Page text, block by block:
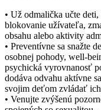
• Už odmalička učte
blokovanie užívateľa,
obsahu alebo aktivity
• Preventívne sa snažte
osobnej pohody, well-
psychická vyrovnanosť
dodáva odvahu aktívne
svojim deťom zvládať
• Venujte zvýšenú